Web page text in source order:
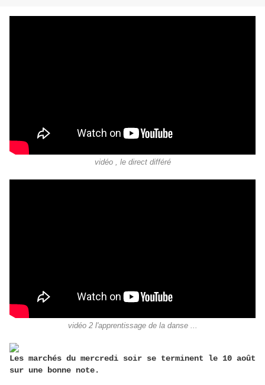
vidéo , le direct différé
vidéo 2 l'apprentissage de la danse ...
Les marchés du mercredi soir se terminent le 10 août
sur une bonne note.